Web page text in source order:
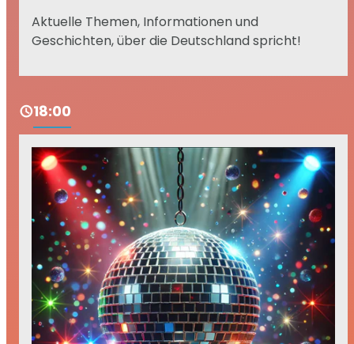
Aktuelle Themen, Informationen und
Geschichten, über die Deutschland spricht!
18:00